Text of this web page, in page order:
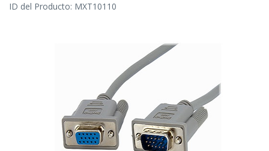
ID del Producto: MXT10110